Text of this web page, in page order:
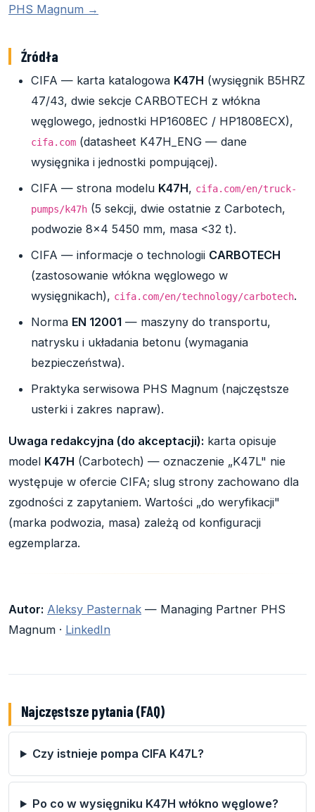
PHS Magnum →
Źródła
CIFA — karta katalogowa K47H (wysięgnik B5HRZ
47/43, dwie sekcje CARBOTECH z włókna
węglowego, jednostki HP1608EC / HP1808ECX),
cifa.com (datasheet K47H_ENG — dane
wysięgnika i jednostki pompującej).
CIFA — strona modelu K47H, cifa.com/en/truck-
pumps/k47h (5 sekcji, dwie ostatnie z Carbotech,
podwozie 8x4 5450 mm, masa <32 t).
CIFA — informacje o technologii CARBOTECH
(zastosowanie włókna węglowego w
wysięgnikach), cifa.com/en/technology/carbotech.
Norma EN 12001 — maszyny do transportu,
natrysku i układania betonu (wymagania
bezpieczeństwa).
Praktyka serwisowa PHS Magnum (najczęstsze
usterki i zakres napraw).
Uwaga redakcyjna (do akceptacji): karta opisuje
model K47H (Carbotech) — oznaczenie „K47L" nie
występuje w ofercie CIFA; slug strony zachowano dla
zgodności z zapytaniem. Wartości „do weryfikacji"
(marka podwozia, masa) zależą od konfiguracji
egzemplarza.
Autor: Aleksy Pasternak — Managing Partner PHS
Magnum · LinkedIn
Najczęstsze pytania (FAQ)
Czy istnieje pompa CIFA K47L?
Po co w wysięgniku K47H włókno węglowe?